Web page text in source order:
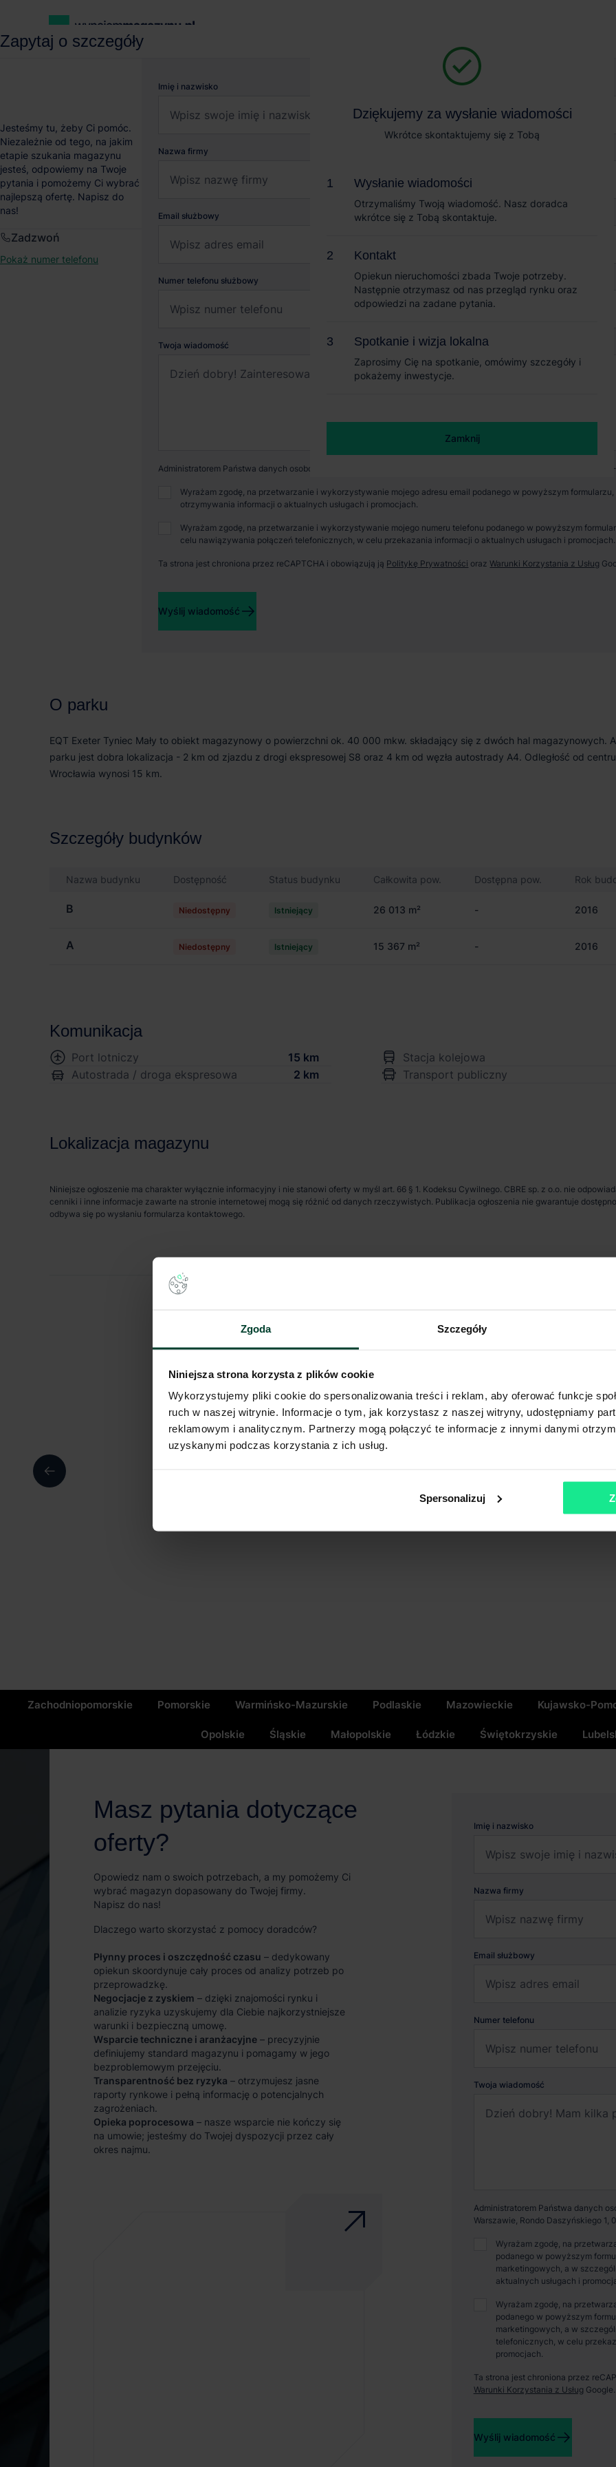
Zgoda Szczegóły
Niniejsza strona korzysta z plików cookie
Wykorzystujemy pliki cookie do spersonalizowania treści i reklam, aby oferować funkcje
ruch w naszej witrynie. Informacje o tym, jak korzystasz z naszej witryny, udostępniamy
reklamowym i analitycznym. Partnerzy mogą połączyć te informacje z innymi danymi
uzyskanymi podczas korzystania z ich usług.
Spersonalizuj
Magazyn EQT Real Estate Tyniec Mały
Wrocław, Dolnośląskie
O parku
EQT Exeter Tyniec Mały to obiekt magazynowy o powierzchni ok. 40 000 mkw. składający się z dwóch hal magazynowych.
parku jest dobra lokalizacja - 2 km od zjazdu z drogi ekspresowej S8 oraz 4 km od węzła autostrady A4. Odległość od
Wrocławia wynosi 15 km.
Szczegóły budynków
Nazwa budynku Dostępność Status budynku Całkowita pow. Dostępna pow. Rok
B Niedostępny Istniejący 26 013 m² - 2016
A Niedostępny Istniejący 15 367 m² - 2016
Komunikacja
Port lotniczy 15 km Stacja kolejowa
Autostrada / droga ekspresowa
2 km Transport publiczny
Lokalizacja magazynu
Niniejsze ogłoszenie ma charakter wyłącznie informacyjny i nie stanowi oferty w myśl art. 66 § 1. Kodeksu Cywilnego. CBRE sp. z o.o. nie
cenniki i inne informacje zawarte na stronie internetowej mogą się różnić od danych rzeczywistych. Publikacja ogłoszenia nie gwarantuje
odbywa się po wysłaniu formularza kontaktowego.
Zachodniopomorskie Pomorskie Warmińsko-Mazurskie Podlaskie Mazowieckie Kujawsko-
Opolskie Śląskie Małopolskie Łódzkie Świętokrzyskie
Masz pytania dotyczące
oferty?
Opowiedz nam o swoich potrzebach, a my pomożemy Ci
wybrać magazyn dopasowany do Twojej firmy.
Napisz do nas!
Dlaczego warto skorzystać z pomocy doradców?
Płynny proces i oszczędność czasu – dedykowany
opiekun skoordynuje cały proces od analizy potrzeb po
przeprowadzkę.
Negocjacje z zyskiem – dzięki znajomości rynku i
analizie ryzyka uzyskujemy dla Ciebie najkorzystniejsze
warunki i bezpieczną umowę.
Wsparcie techniczne i aranżacyjne – precyzyjnie
definiujemy standard magazynu i pomagamy w jego
bezproblemowym przejęciu.
Transparentność bez ryzyka – otrzymujesz jasne
raporty rynkowe i pełną informację o potencjalnych
zagrożeniach.
Opieka poprocesowa – nasze wsparcie nie kończy się
na umowie; jesteśmy do Twojej dyspozycji przez cały
okres najmu.
Imię i nazwisko
Nazwa firmy
Email służbowy
Numer telefonu
Twoja wiadomość
Administratorem Państwa danych
Warszawie, Rondo Daszyńskiego 1,
Wyrażam zgodę, na
podanego w powyższym
marketingowych, a w
aktualnych usługach i
Wyrażam zgodę, na
podanego w powyższym
marketingowych, a w
telefonicznych, w celu
promocjach.
Ta strona jest chroniona przez
Warunki Korzystania z Usług Google.
Wyślij wiadomość
Dziękujemy za wysłanie wiadomości
Wkrótce skontaktujemy się z Tobą
Wysłanie wiadomości
Otrzymaliśmy Twoją wiadomość. Nasz doradca
wkrótce się z Tobą skontaktuje.
Kontakt
Opiekun nieruchomości zbada Twoje potrzeby.
Następnie otrzymasz od nas przegląd rynku oraz
odpowiedzi na zadane pytania.
Spotkanie i wizja lokalna
Zaprosimy Cię na spotkanie, omówimy szczegóły i
pokażemy inwestycje.
Zamknij
Zapytaj o szczegóły
Jesteśmy tu, żeby Ci pomóc.
Niezależnie od tego, na jakim
etapie szukania magazynu
jesteś, odpowiemy na Twoje
pytania i pomożemy Ci wybrać
najlepszą ofertę. Napisz do
nas!
Zadzwoń
Pokaż numer telefonu
Imię i nazwisko
Nazwa firmy
Email służbowy
Numer telefonu służbowy
Twoja wiadomość
Administratorem Państwa danych osobowych jest CBRE sp. z o. o. z siedzibą w Warszawie, Rondo Daszyńskiego 1,
Wyrażam zgodę, na przetwarzanie i wykorzystywanie mojego adresu email podanego w powyższym
otrzymywania informacji o aktualnych usługach i promocjach.
Wyrażam zgodę, na przetwarzanie i wykorzystywanie mojego numeru telefonu podanego w powyższym
celu nawiązywania połączeń telefonicznych, w celu przekazania informacji o aktualnych usługach i promocjach.
Ta strona jest chroniona przez reCAPTCHA i obowiązują ją Politykę Prywatności orazWarunki Korzystania z Usług
Wyślij wiadomość
Dziękujemy za wysłanie wiadomości
Wkrótce skontaktujemy się z Tobą
Wysłanie wiadomości
Otrzymaliśmy Twoją wiadomość. Nasz doradca
wkrótce się z Tobą skontaktuje.
Kontakt
Opiekun nieruchomości zbada Twoje potrzeby.
Następnie otrzymasz od nas przegląd rynku oraz
odpowiedzi na zadane pytania.
Spotkanie i wizja lokalna
Zaprosimy Cię na spotkanie, omówimy szczegóły i
pokażemy inwestycje.
Zamknij